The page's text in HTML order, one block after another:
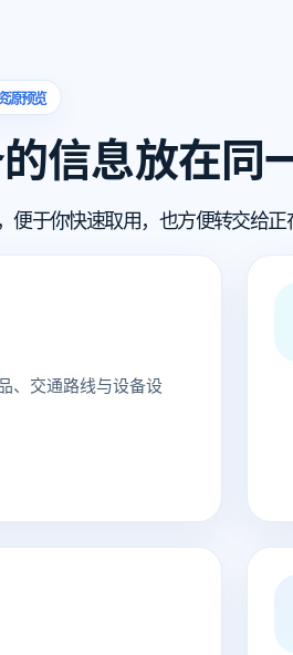
源预览
信息放在同
于你快速取用，也方便转交给正
、交通路线与设备设